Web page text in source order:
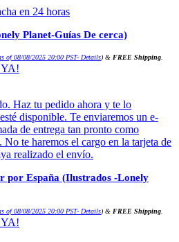
en 24 horas
Planet-Guías De cerca)
of 08/08/2025 20:00 PST- Details) & FREE Shipping
Haz tu pedido ahora y te lo
disponible. Te enviaremos un e-
de entrega tan pronto como
te haremos el cargo en la tarjeta de
realizado el envío.
por España (Ilustrados -Lonely
of 08/08/2025 20:00 PST- Details) & FREE Shipping